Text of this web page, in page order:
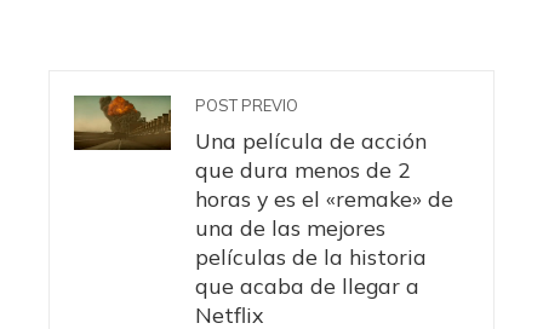
POST PREVIO
Una película de acción
que dura menos de 2
horas y es el «remake» de
una de las mejores
películas de la historia
que acaba de llegar a
Netflix